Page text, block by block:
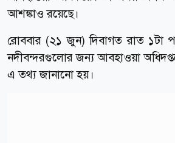
আশঙ্কাও রয়েছে।
রোববার (২১ জুন) দিবাগত রাত ১টা
নদীবন্দরগুলোর জন্য আবহাওয়া
এ তথ্য জানানো হয়।